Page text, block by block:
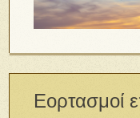
Εορτασμοί